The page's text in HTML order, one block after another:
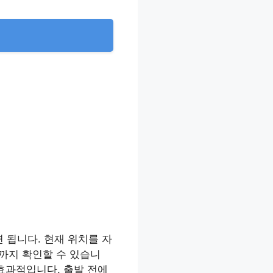
됩니다. 현재 위치를 자
지 확인할 수 있습니
적입니다. 출발 전에